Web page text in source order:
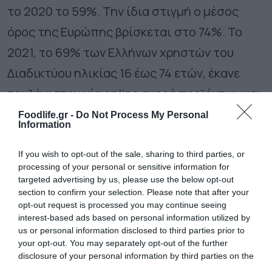
Foodlife.gr - Do Not Process My Personal
Information
If you wish to opt-out of the sale, sharing to third parties, or
processing of your personal or sensitive information for
targeted advertising by us, please use the below opt-out
section to confirm your selection. Please note that after your
opt-out request is processed you may continue seeing
interest-based ads based on personal information utilized by
us or personal information disclosed to third parties prior to
your opt-out. You may separately opt-out of the further
disclosure of your personal information by third parties on the
το 2020 το 59%. Την ίδια στιγμή ο μέσος
όρος της Ευρώπης βρίσκεται στο 74%. Το
2021, το 69% των Ελλήνων χρηστών του
Διαδικτύου ηλικίας 16 έως 74 ετών, έκανε
τουλάχιστον μία online αγορά προϊόντων και
υπηρεσιών. Έναν χρόνο νωρίτερα, το 2020,
Αυξήθηκε το ποσοστό των
καταναλωτών που κάνει
ηλεκτρονικές αγορές στην
Ελλάδα
Τα νέα αυτά στοιχεία κατατάσσουν την